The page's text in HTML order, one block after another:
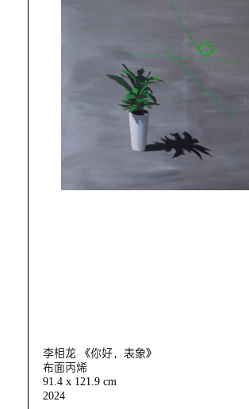
李相龙 《你好，表象》
布面丙烯
91.4 x 121.9 cm
2024